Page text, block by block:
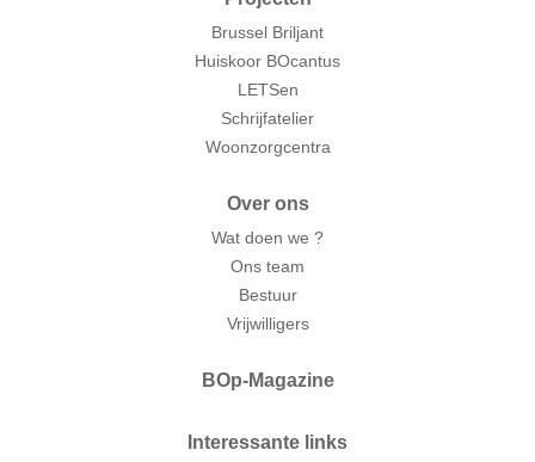
Brussel Briljant
Huiskoor BOcantus
LETSen
Schrijfatelier
Woonzorgcentra
Over ons
Wat doen we ?
Ons team
Bestuur
Vrijwilligers
BOp-Magazine
Interessante links